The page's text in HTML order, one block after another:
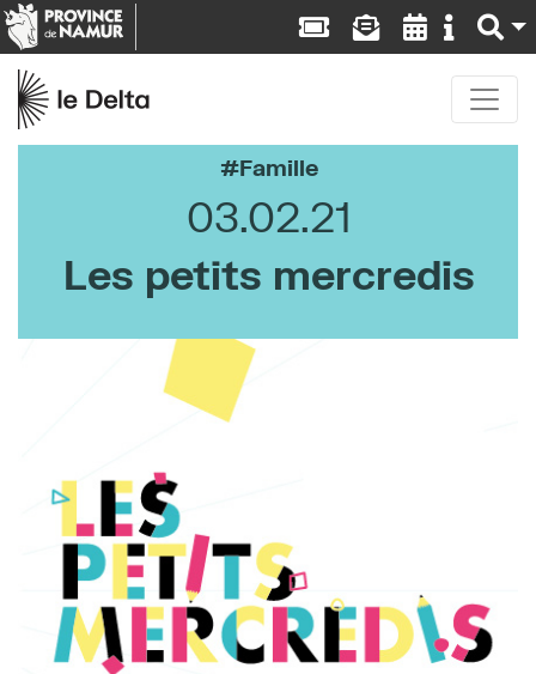
Famille
03.02.21
Les petits mercredis